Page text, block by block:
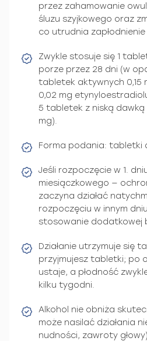
przez zahamowanie
śluzu szyjkowego oraz
co utrudnia
Zwykle stosuje się 1
porze przez 28 dni (w
tabletek aktywnych 0,15
0,02 mg
5 tabletek z niską
mg).
Forma podania: tabletki
Jeśli rozpoczęcie w 1.
miesiączkowego —
zaczyna działać
rozpoczęciu w innym
stosowanie dodatkowej
Działanie utrzymuje się
przyjmujesz tabletki; po
ustaje, a płodność
kilku tygodni.
Alkohol nie obniża
może nasilać działania
nudności, zawroty